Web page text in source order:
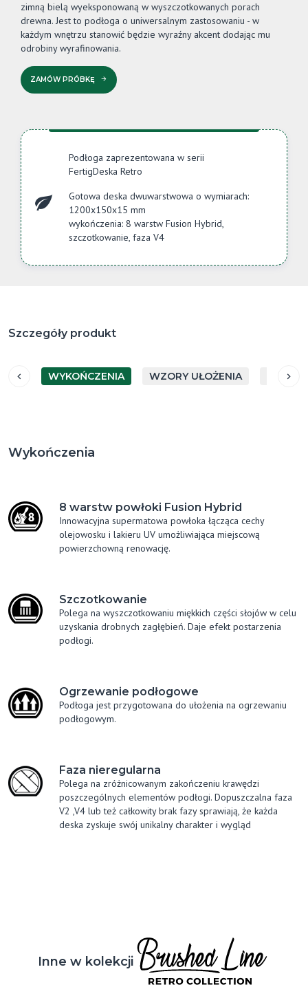
zimną bielą wyeksponowaną w wyszczotkowanych porach
drewna. Jest to podłoga o uniwersalnym zastosowaniu - w
każdym wnętrzu stanowić będzie wyraźny akcent dodając mu
odrobiny wyrafinowania.
ZAMÓW PRÓBKĘ
Podłoga zaprezentowana w serii
FertigDeska Retro
Gotowa deska dwuwarstwowa o wymiarach:
1200x150x15 mm
wykończenia: 8 warstw Fusion Hybrid,
szczotkowanie, faza V4
Szczegóły produkt
WYKOŃCZENIA WZORY UŁOŻENIA
Wykończenia
8 warstw powłoki Fusion Hybrid
Innowacyjna supermatowa powłoka łącząca cechy
olejowosku i lakieru UV umożliwiająca miejscową
powierzchowną renowację.
Szczotkowanie
Polega na wyszczotkowaniu miękkich części słojów w celu
uzyskania drobnych zagłębień. Daje efekt postarzenia
podłogi.
Ogrzewanie podłogowe
Podłoga jest przygotowana do ułożenia na ogrzewaniu
podłogowym.
Faza nieregularna
Polega na zróżnicowanym zakończeniu krawędzi
poszczególnych elementów podłogi. Dopuszczalna faza
V2 ,V4 lub też całkowity brak fazy sprawiają, że każda
deska zyskuje swój unikalny charakter i wygląd
Inne w kolekcji